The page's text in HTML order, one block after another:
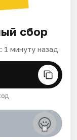
сбор
1 минуту назад